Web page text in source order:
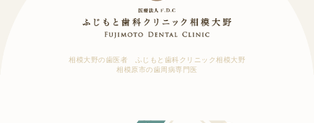
相模大野の歯医者 ふじもと歯科クリニック相模大野
相模原市の歯周病専門医